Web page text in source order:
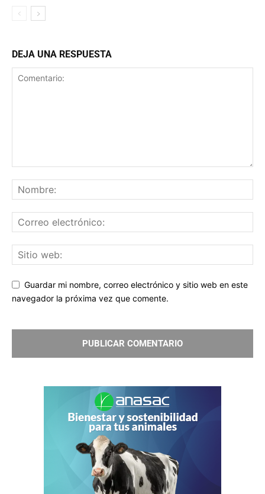
DEJA UNA RESPUESTA
Guardar mi nombre, correo electrónico y sitio web en este
navegador la próxima vez que comente.